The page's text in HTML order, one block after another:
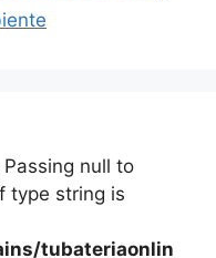
null to
type string is
tubateriaonlin